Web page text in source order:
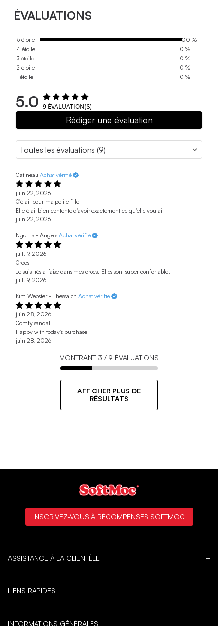
ÉVALUATIONS
5 étoile
100 %
4 étoile
0 %
3 étoile
0 %
2 étoile
0 %
1 étoile
0 %
5.0 9 ÉVALUATION(S)
Rédiger une évaluation
Gatineau Achat vérifié
juin 22, 2026
C'était pour ma petite fille
Elle était bien contente d'avoir exactement ce qu'elle voulait
juin 22, 2026
Ngoma - Angers Achat vérifié
juil. 9, 2026
Crocs
Je suis très à l’aise dans mes crocs. Elles sont super confortable.
juil. 9, 2026
Kim Webster - Thessalon Achat vérifié
juin 28, 2026
Comfy sandal
Happy with today’s purchase
juin 28, 2026
MONTRANT 3 / 9 ÉVALUATIONS
AFFICHER PLUS DE
RÉSULTATS
ASSISTANCE À LA CLIENTÈLE +
LIENS RAPIDES +
INFORMATIONS GÉNÉRALES +
INSCRIVEZ-VOUS À RÉCOMPENSES SOFTMOC